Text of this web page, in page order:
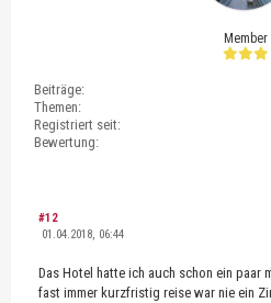
Member
Beiträge:
Themen:
Registriert seit:
Bewertung:
#12
01.04.2018, 06:44
Das Hotel hatte ich auch schon ein paar
fast immer kurzfristig reise war nie ein